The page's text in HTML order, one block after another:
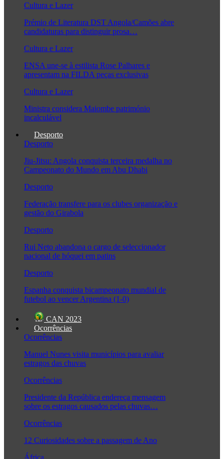
Cultura e Lazer
Prémio de Literatura DST Angola/Camões abre
candidaturas para distinguir prosa…
Cultura e Lazer
ENSA une-se à estilista Rose Palhares e
apresentam na FILDA peças exclusivas
Cultura e Lazer
Ministra considera Maiombe património
incalculável
Desporto
Desporto
Jiu-Jitsu: Angola conquista terceira medalha no
Campeonato do Mundo em Abu Dhabi
Desporto
Federação transfere para os clubes organização e
gestão do Girabola
Desporto
Rui Neto abandona o cargo de seleccionador
nacional de hóquei em patins
Desporto
Espanha conquista bicampeonato mundial de
futebol ao vencer Argentina (1-0)
CAN 2023
Ocorrências
Ocorrências
Manuel Nunes visita municípios para avaliar
estragos das chuvas
Ocorrências
Presidente da República endereça mensagem
sobre os estragos causados pelas chuvas…
Ocorrências
12 Curiosidades sobre a passagem de Ano
África